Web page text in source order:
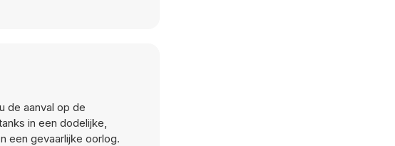
de aanval op de
in een dodelijke,
een gevaarlijke oorlog.